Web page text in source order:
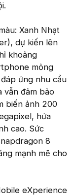
Xanh Nhạt
dự kiến lên
khoảng
mỏng
ứng nhu cầu
vẫn đảm bảo
biến ảnh 200
hứa
cao. Sức
8
mạnh mẽ cho
eXperience